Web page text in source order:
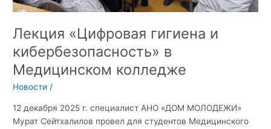
при
им.В.И.
Вернадского
Лекция «Цифровая гигиена и
кибербезопасность» в
Медицинском колледже
Новости /
12 декабря 2025 г. специалист АНО «ДОМ МОЛОДЕЖИ»
Мурат Сейтхалилов провел для студентов Медицинского